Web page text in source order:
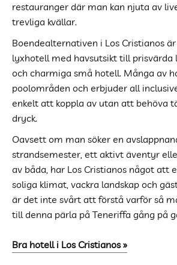
restauranger där man kan njuta av
trevliga kvällar.
Boendealternativen i Los Cristianos
lyxhotell med havsutsikt till prisvärda
och charmiga små hotell. Många av
poolområden och erbjuder all
enkelt att koppla av utan att behöva
dryck.
Oavsett om man söker en
strandsemester, ett aktivt äventyr
av båda, har Los Cristianos något att
soliga klimat, vackra landskap och
är det inte svårt att förstå varför så
till denna pärla på Teneriffa gång på
Bra hotell i Los Cristianos »